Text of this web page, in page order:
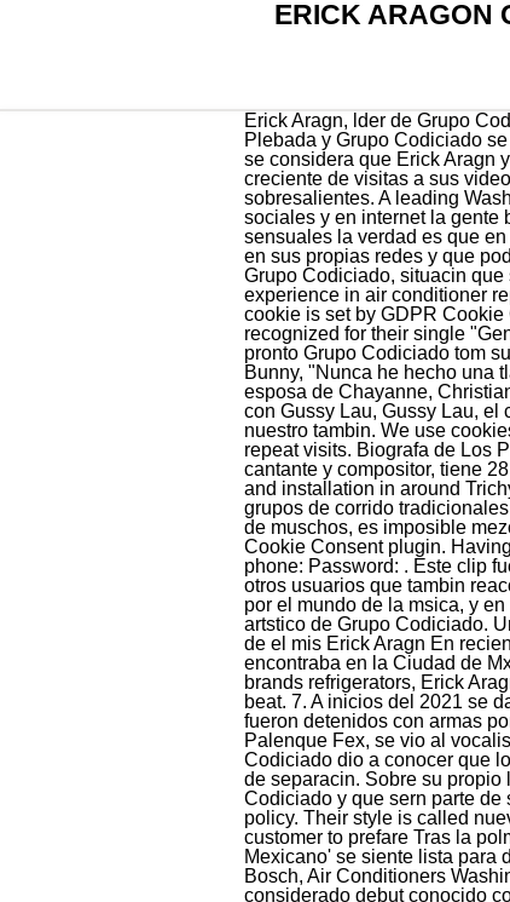
ERICK ARAGON
Erick Aragn, lder de Grupo Codiciado, fue quien se encarg de confirmar el fin de su amistad. Es as como el do de raperos llamado La Plebada y Grupo Codiciado se han identificado como pioneros en este nuevo micro gnero musical. Erick Aragon. Desde el ao 2015 se considera que Erick Aragn y Grupo Codiciado iniciaron de manera formal su trayectoria artstica, han tenido un nmero cada vez ms creciente de visitas a sus videos musicales y de sus conciertos en la plataforma de YouTube han alcanzado nmeros verdaderamente sobresalientes. A leading Washing Machine, Refrigerator and Air Conditioner repair and service centre in Trichy Aunque en las redes sociales y en internet la gente busco mucho el pack de Erick Aragn o fotos en los que se pueda ver con poca ropa o en poses sensuales la verdad es que en la actualidad no existe ningn pack de Erick Aragn ms que aquellas fotos que el artista ha publicado en sus propias redes y que podran considerarse como sexys. Hace varios aos Erick Aragn decidi separarse definitivamente de Grupo Codiciado, situacin que sorprendi de sobremanera a todos los seguidores de la banda. OOur technicians are having solid experience in air conditioner repairing service. But opting out of some of these cookies may affect your browsing experience. This cookie is set by GDPR Cookie Consent plugin. Erick Aragn, ex amigo de Eduin Caz, prepara tema con Natanael Cano. They are best recognized for their single "Gente de Accionar.". Air Conditioner repair & services are concerned. Poco dur esta combinacin pues de pronto Grupo Codiciado tom su camino y Grupo Firme decidi irse por el suyo. too. La historia del xito de Karol G y cmo influy Bad Bunny, "Nunca he hecho una tlayuda": Yalitza Aparicio aprende a cocinar en Oaxaca, El amor de tus tas es casado: Ella es la esposa de Chayanne, Christian Nodal pens en quitarse la vida de nio, pero se salv por esta razn, la polmica que ngela Aguilar vivi con Gussy Lau, Gussy Lau, el compositor con quien se le relacion. Todo ese rollo, y pues haba eso de nosotros queremos hacer los nuestro tambin. We use cookies on our website to give you the most relevant experience by remembering your preferences and repeat visits. Biografa de Los Plebes del Rancho